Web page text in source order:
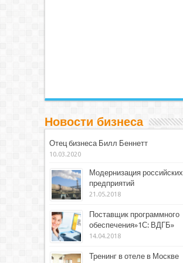
Новости бизнеса
Отец бизнеса Билл Беннетт
10.03.2020
Модернизация российских
предприятий
21.05.2018
Поставщик программного
обеспечения»1С: ВДГБ»
14.04.2018
Тренинг в отеле в Москве